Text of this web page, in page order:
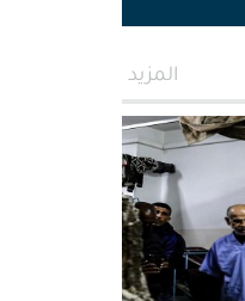
المزيد